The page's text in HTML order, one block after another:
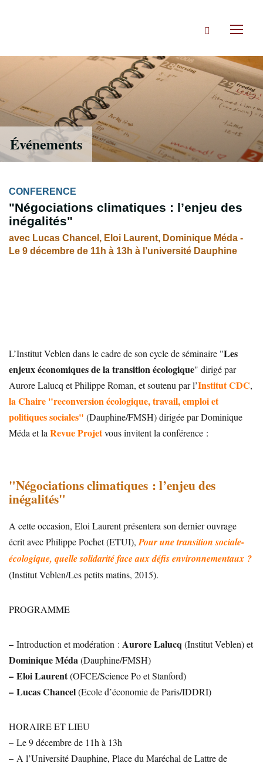
Rechercher
Événements
CONFERENCE
"Négociations climatiques : l’enjeu des
inégalités"
avec Lucas Chancel, Eloi Laurent, Dominique Méda -
Le 9 décembre de 11h à 13h à l’université Dauphine
L’Institut Veblen dans le cadre de son cycle de séminaire "Les
enjeux économiques de la transition écologique" dirigé par
Aurore Lalucq et Philippe Roman, et soutenu par l’Institut CDC,
la Chaire "reconversion écologique, travail, emploi et
politiques sociales" (Dauphine/FMSH) dirigée par Dominique
Méda et la Revue Projetvous invitent la conférence :
"Négociations climatiques : l’enjeu des
inégalités"
A cette occasion, Eloi Laurent présentera son dernier ouvrage
écrit avec Philippe Pochet (ETUI), Pour une transition sociale-
écologique, quelle solidarité face aux défis environnementaux ?
(Institut Veblen/Les petits matins, 2015).
PROGRAMME
– Introduction et modération : Aurore Lalucq (Institut Veblen) et
Dominique Méda(Dauphine/FMSH)
– Eloi Laurent(OFCE/Science Po et Stanford)
– Lucas Chancel(Ecole d’économie de Paris/IDDRI)
HORAIRE ET LIEU
– Le 9 décembre de 11h à 13h
– A l’Université Dauphine, Place du Maréchal de Lattre de